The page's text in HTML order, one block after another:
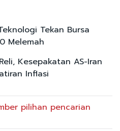
Tekan Bursa
Melemah
Kesepakatan AS-Iran
Inflasi
pilihan pencarian